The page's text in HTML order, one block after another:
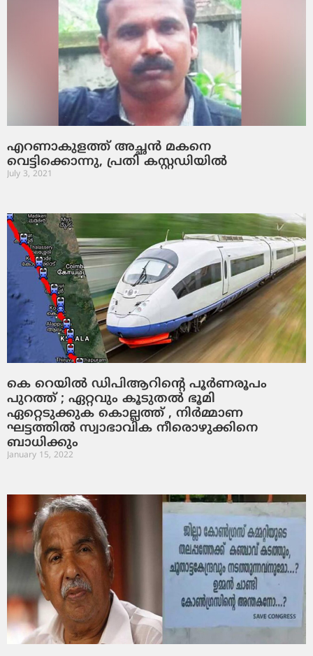
എറണാകുളത്ത് അച്ഛന്‍ മകനെ
വെട്ടിക്കൊന്നു, പ്രതി കസ്റ്റഡിയില്‍
July 3, 2021
കെ റെയില്‍ ഡിപിആറിന്റെ പൂര്‍ണരൂപം
പുറത്ത് ; ഏറ്റവും കൂടുതല്‍ ഭൂമി
ഏറ്റെടുക്കുക കൊല്ലത്ത് , നിര്‍മ്മാണ
ഘട്ടത്തില്‍ സ്വാഭാവിക നീരൊഴുക്കിനെ
ബാധിക്കും
January 15, 2022